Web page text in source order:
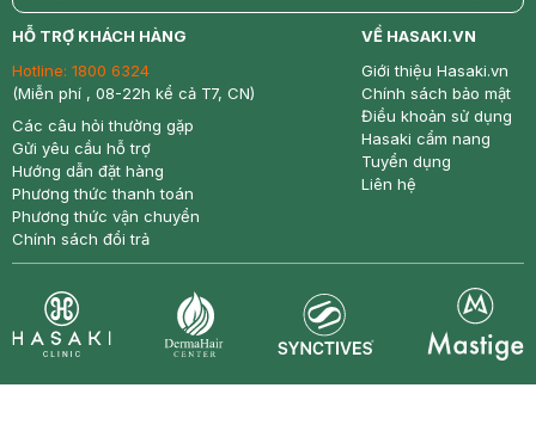
return nowfree price
HỖ TRỢ KHÁCH HÀNG
Hotline: 1800 6324
(Miễn phí , 08-22h kể cả T7, CN)
Các câu hỏi thường gặp
Gửi yêu cầu hỗ trợ
Hướng dẫn đặt hàng
Phương thức thanh toán
Phương thức vận chuyển
Chính sách đổi trả
VỀ HASAKI.VN
Giới thiệu Hasaki.vn
Chính sách bảo mật
Điều khoản sử dụng
Hasaki cẩm nang
Tuyển dụng
Liên hệ